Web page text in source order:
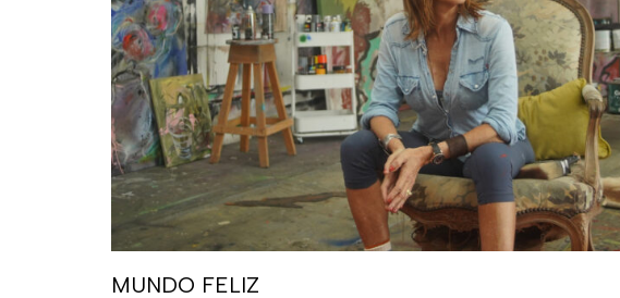
MUNDO FELIZ